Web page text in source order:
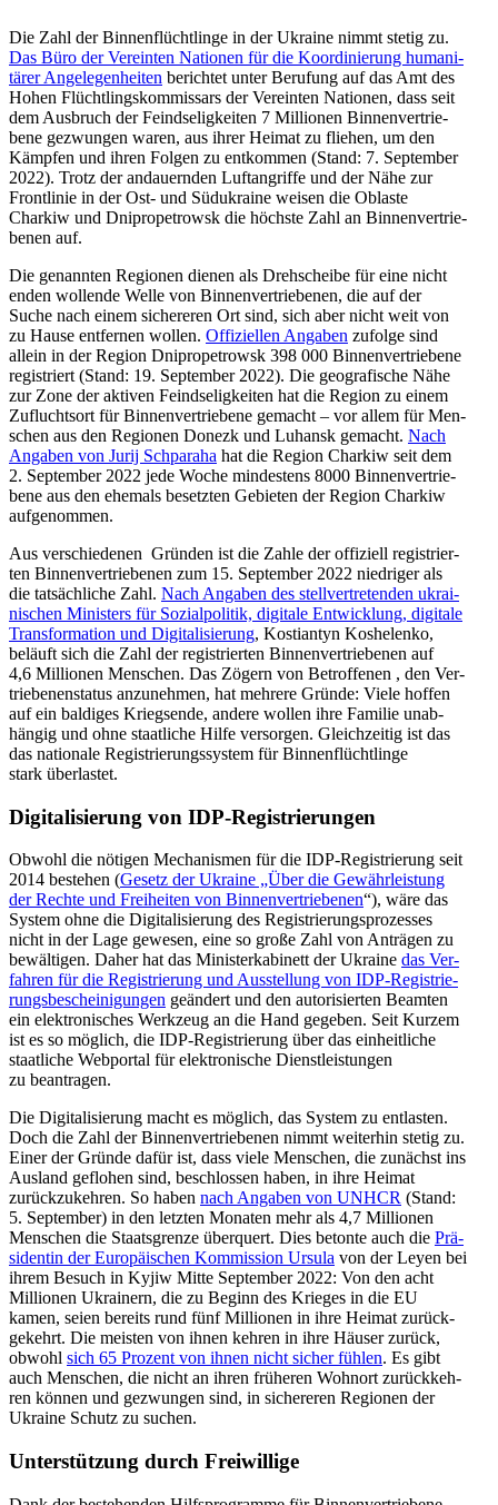
Die Zahl der Bin­nen­flücht­linge in der Ukraine nimmt stetig zu.
Das Büro der Ver­ein­ten Natio­nen für die Koor­di­nie­rung huma­ni­
tä­rer Ange­le­gen­hei­ten berich­tet unter Beru­fung auf das Amt des
Hohen Flücht­lings­kom­mis­sars der Ver­ein­ten Natio­nen, dass seit
dem Aus­bruch der Feind­se­lig­kei­ten 7 Mil­lio­nen Bin­nen­ver­trie­
bene gezwun­gen waren, aus ihrer Heimat zu fliehen, um den
Kämpfen und ihren Folgen zu ent­kom­men (Stand: 7. Sep­tem­ber
2022). Trotz der andau­ern­den Luft­an­griffe und der Nähe zur
Front­li­nie in der Ost- und Süd­ukraine weisen die Oblaste
Charkiw und Dni­pro­pe­trowsk die höchste Zahl an Bin­nen­ver­trie­
be­nen auf.
Die genann­ten Regio­nen dienen als Dreh­scheibe für eine nicht
enden wol­lende Welle von Bin­nen­ver­trie­be­nen, die auf der
Suche nach einem siche­re­ren Ort sind, sich aber nicht weit von
zu Hause ent­fer­nen wollen. Offi­zi­el­len Angaben zufolge sind
allein in der Region Dni­pro­pe­trowsk 398 000 Bin­nen­ver­trie­bene
regis­triert (Stand: 19. Sep­tem­ber 2022). Die geo­gra­fi­sche Nähe
zur Zone der aktiven Feind­se­lig­kei­ten hat die Region zu einem
Zufluchts­ort für Bin­nen­ver­trie­bene gemacht – vor allem für Men­
schen aus den Regio­nen Donezk und Luhansk gemacht. Nach
Angaben von Jurij Schpa­raha hat die Region Charkiw seit dem
2. Sep­tem­ber 2022 jede Woche min­des­tens 8000 Bin­nen­ver­trie­
bene aus den ehemals besetz­ten Gebie­ten der Region Charkiw
aufgenommen.
Aus ver­schie­de­nen Gründen ist die Zahle der offi­zi­ell regis­trier­
ten Bin­nen­ver­trie­be­nen zum 15. Sep­tem­ber 2022 nied­ri­ger als
die tat­säch­li­che Zahl. Nach Angaben des stell­ver­tre­ten­den ukrai­
ni­schen Minis­ters für Sozi­al­po­li­tik, digi­tale Ent­wick­lung, digi­tale
Trans­for­ma­tion und Digi­ta­li­sie­rung, Kos­ti­an­tyn Kos­he­lenko,
beläuft sich die Zahl der regis­trier­ten Bin­nen­ver­trie­be­nen auf
4,6 Mil­lio­nen Men­schen. Das Zögern von Betrof­fe­nen , den Ver­
trie­be­nen­sta­tus anzu­neh­men, hat mehrere Gründe: Viele hoffen
auf ein bal­di­ges Kriegs­ende, andere wollen ihre Familie unab­
hän­gig und ohne staat­li­che Hilfe ver­sor­gen. Gleich­zei­tig ist das
das natio­nale Regis­trie­rungs­sys­tem für Bin­nen­flücht­linge
stark überlastet.
Digi­ta­li­sie­rung von IDP-Registrierungen
Obwohl die nötigen Mecha­nis­men für die IDP-Regis­trie­rung seit
2014 bestehen (Gesetz der Ukraine „Über die Gewähr­leis­tung
der Rechte und Frei­hei­ten von Bin­nen­ver­trie­be­nen“), wäre das
System ohne die Digi­ta­li­sie­rung des Regis­trie­rungs­pro­zes­ses
nicht in der Lage gewesen, eine so große Zahl von Anträ­gen zu
bewäl­ti­gen. Daher hat das Minis­ter­ka­bi­nett der Ukraine das Ver­
fah­ren für die Regis­trie­rung und Aus­stel­lung von IDP-Regis­trie­
rungs­be­schei­ni­gun­gen geän­dert und den auto­ri­sier­ten Beamten
ein elek­tro­ni­sches Werk­zeug an die Hand gegeben. Seit Kurzem
ist es so möglich, die IDP-Regis­trie­rung über das ein­heit­li­che
staat­li­che Web­por­tal für elek­tro­ni­sche Dienst­leis­tun­gen
zu beantragen.
Die Digi­ta­li­sie­rung macht es möglich, das System zu ent­las­ten.
Doch die Zahl der Bin­nen­ver­trie­be­nen nimmt wei­ter­hin stetig zu.
Einer der Gründe dafür ist, dass viele Men­schen, die zunächst ins
Ausland geflo­hen sind, beschlos­sen haben, in ihre Heimat
zurück­zu­keh­ren. So haben nach Angaben von UNHCR (Stand:
5. Sep­tem­ber) in den letzten Monaten mehr als 4,7 Mil­lio­nen
Men­schen die Staats­grenze über­quert. Dies betonte auch die Prä­
si­den­tin der Euro­päi­schen Kom­mis­sion Ursula von der Leyen bei
ihrem Besuch in Kyjiw Mitte Sep­tem­ber 2022: Von den acht
Mil­lio­nen Ukrai­nern, die zu Beginn des Krieges in die EU
kamen, seien bereits rund fünf Mil­lio­nen in ihre Heimat zurück­
ge­kehrt. Die meisten von ihnen kehren in ihre Häuser zurück,
obwohl sich 65 Prozent von ihnen nicht sicher fühlen. Es gibt
auch Men­schen, die nicht an ihren frü­he­ren Wohnort zurück­keh­
ren können und gezwun­gen sind, in siche­re­ren Regio­nen der
Ukraine Schutz zu suchen.
Unter­stüt­zung durch Freiwillige